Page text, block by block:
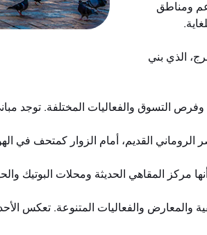
ومناطق
الذي بني
وفرص التسوق والفعاليات المختلفة.
الروماني القديم، أمام الزوار كمتحف في
المقاهي الحديثة ومحلات البوتيك
والمعارض والفعاليات المتنوعة. تعكس